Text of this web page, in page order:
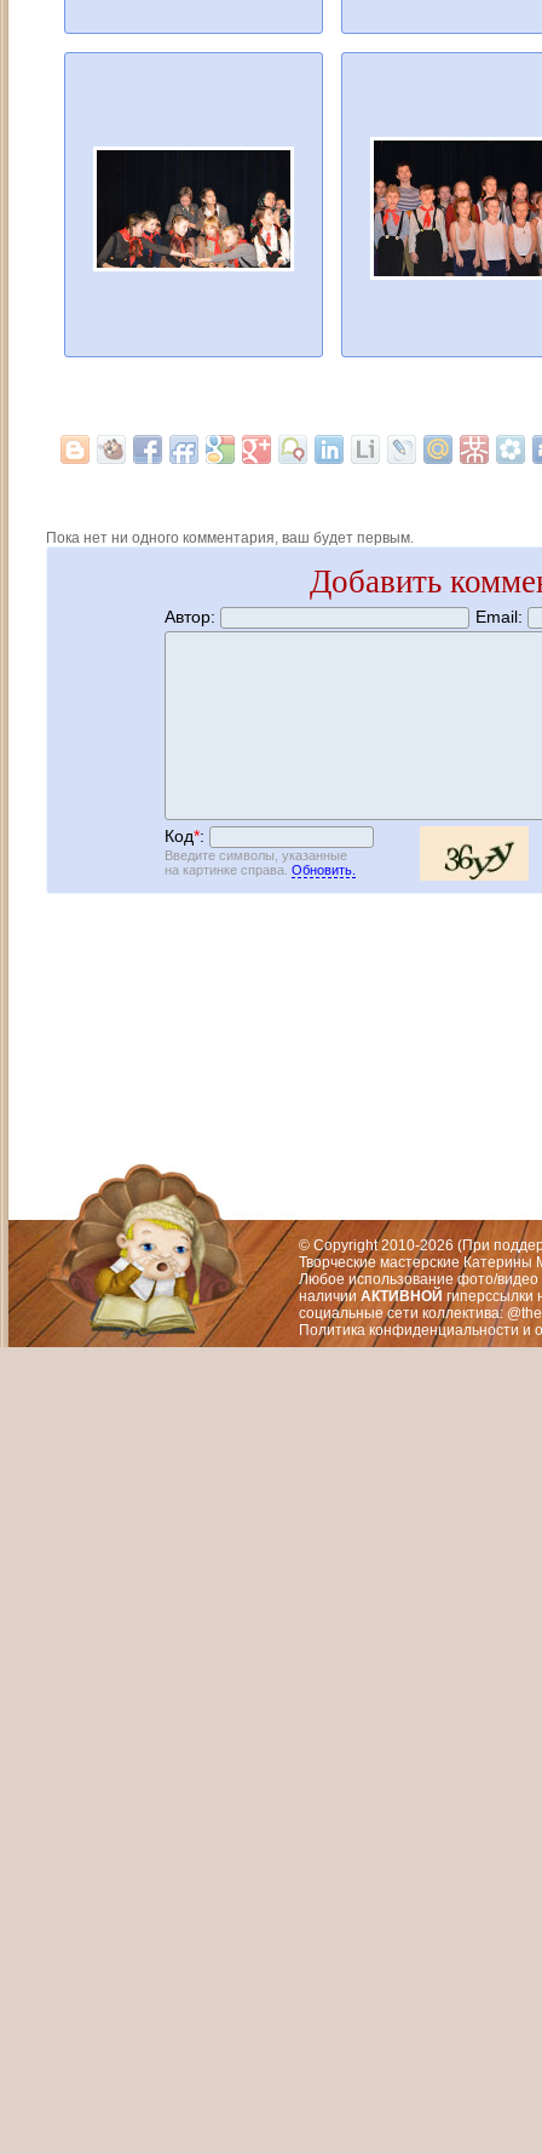
Пока нет ни одного комментария, ваш будет первым.
Добавить
Автор: Email:
Код*:
Введите символы, указанные
на картинке справа. Обновить.
© Copyright 2010-2026 (При
Творческие мастерские
Любое использование фото/видео
наличии АКТИВНОЙ гиперссылки
социальные сети коллектива:
Политика конфиденциальности и